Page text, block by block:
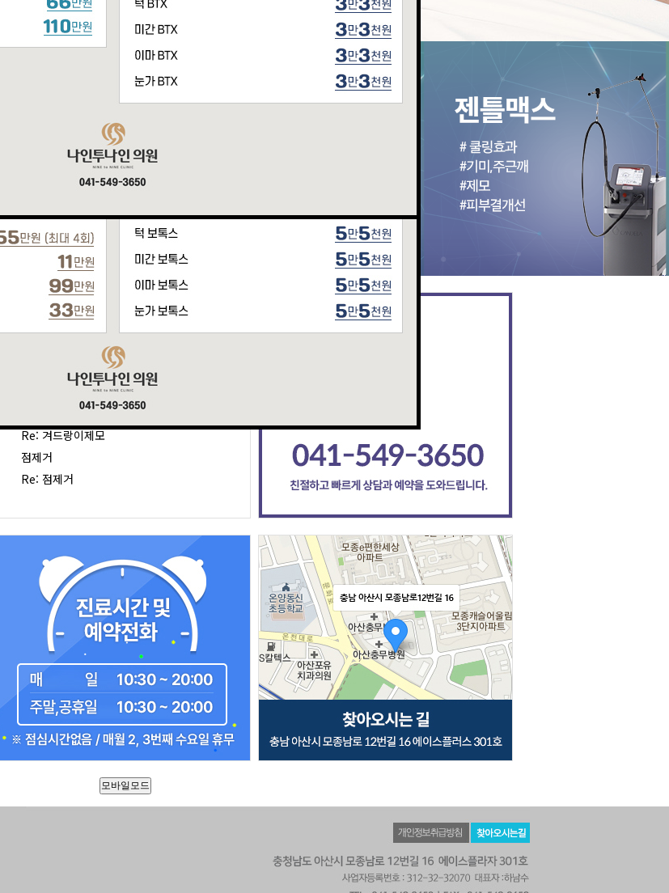
온라인상담
겨드랑이제모
Re: 겨드랑이제모
점제거
Re: 점제거
모바일모드